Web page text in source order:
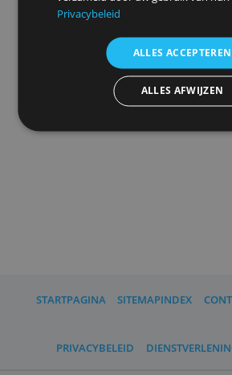
advertentieinstellingen
Advertenties
We delen ook informatie over
site met onze advertentie- en
deze kunnen combineren met
die u aan hen heeft verstrekt
verzameld door uw gebruik
Privacybeleid